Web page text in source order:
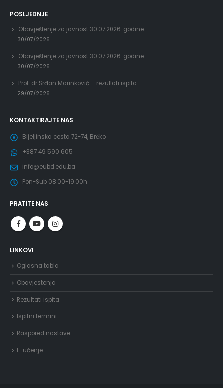
POSLJEDNJE
Obavještenje za javnost 30.07.2026. godine
30/07/2026
Obavještenje za javnost 30.07.2026. godine
30/07/2026
Prof. dr Srđan Marinković – rezultati ispita
29/07/2026
KONTAKTIRAJTE NAS
Bijeljinska cesta 72-74, Brčko
+387 49 590 605
info@eubd.edu.ba
Pon-Sub 08.00-19.00h
PRATITE NAS
LINKOVI
Oglasna tabla
Obavjestenja
Rezultati ispita
Ispitni termini
Raspored nastave
E-učenje